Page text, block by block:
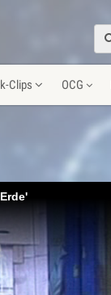
Clips OCG